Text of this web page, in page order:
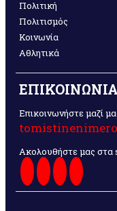
Πολιτική
Πολιτισμός
Κοινωνία
Αθλητικά
ΕΠΙΚΟΙΝΩΝΙΑ
Επικοινωνήστε μαζί
Ακολουθήστε μας στα